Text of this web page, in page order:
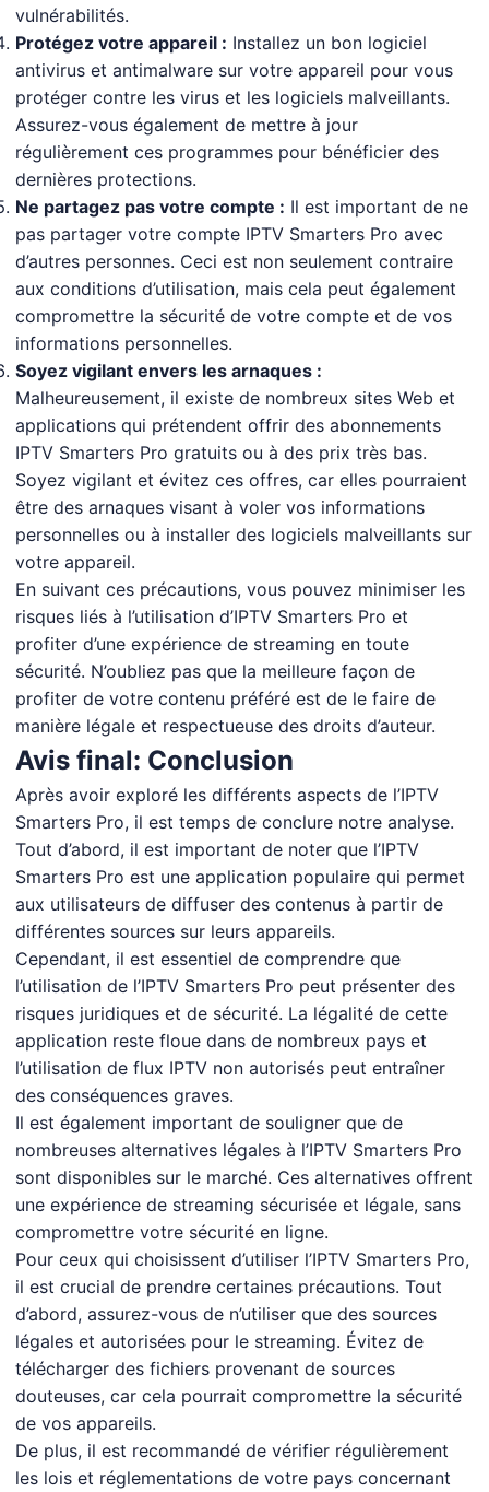
vulnérabilités.
Protégez votre appareil : Installez un bon logiciel
antivirus et antimalware sur votre appareil pour vous
protéger contre les virus et les logiciels malveillants.
Assurez-vous également de mettre à jour
régulièrement ces programmes pour bénéficier des
dernières protections.
Ne partagez pas votre compte : Il est important de ne
pas partager votre compte IPTV Smarters Pro avec
d’autres personnes. Ceci est non seulement contraire
aux conditions d’utilisation, mais cela peut également
compromettre la sécurité de votre compte et de vos
informations personnelles.
Soyez vigilant envers les arnaques :
Malheureusement, il existe de nombreux sites Web et
applications qui prétendent offrir des abonnements
IPTV Smarters Pro gratuits ou à des prix très bas.
Soyez vigilant et évitez ces offres, car elles pourraient
être des arnaques visant à voler vos informations
personnelles ou à installer des logiciels malveillants sur
votre appareil.
En suivant ces précautions, vous pouvez minimiser les
risques liés à l’utilisation d’IPTV Smarters Pro et
profiter d’une expérience de streaming en toute
sécurité. N’oubliez pas que la meilleure façon de
profiter de votre contenu préféré est de le faire de
manière légale et respectueuse des droits d’auteur.
Avis final: Conclusion
Après avoir exploré les différents aspects de l’IPTV
Smarters Pro, il est temps de conclure notre analyse.
Tout d’abord, il est important de noter que l’IPTV
Smarters Pro est une application populaire qui permet
aux utilisateurs de diffuser des contenus à partir de
différentes sources sur leurs appareils.
Cependant, il est essentiel de comprendre que
l’utilisation de l’IPTV Smarters Pro peut présenter des
risques juridiques et de sécurité. La légalité de cette
application reste floue dans de nombreux pays et
l’utilisation de flux IPTV non autorisés peut entraîner
des conséquences graves.
Il est également important de souligner que de
nombreuses alternatives légales à l’IPTV Smarters Pro
sont disponibles sur le marché. Ces alternatives offrent
une expérience de streaming sécurisée et légale, sans
compromettre votre sécurité en ligne.
Pour ceux qui choisissent d’utiliser l’IPTV Smarters Pro,
il est crucial de prendre certaines précautions. Tout
d’abord, assurez-vous de n’utiliser que des sources
légales et autorisées pour le streaming. Évitez de
télécharger des fichiers provenant de sources
douteuses, car cela pourrait compromettre la sécurité
de vos appareils.
De plus, il est recommandé de vérifier régulièrement
les lois et réglementations de votre pays concernant